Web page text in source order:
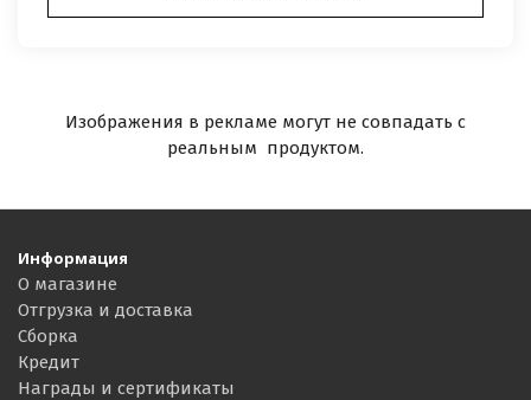
Изображения в рекламе могут не совпадать с
реальным продуктом.
Информация
О магазине
Отгрузка и доставка
Сборка
Кредит
Награды и сертификаты